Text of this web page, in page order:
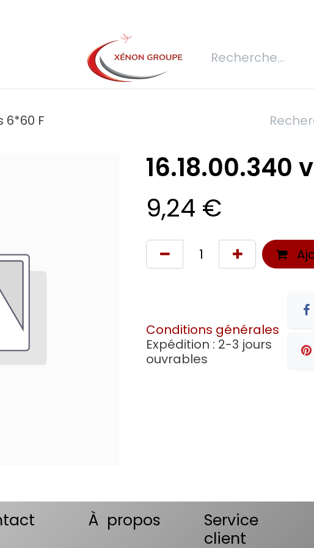
Demande de devis Connexion Réfection
6*60 F
16.18.00.340
9,24 €
Conditions générales
Expédition : 2-3 jours
ouvrables
À propos
Service
client